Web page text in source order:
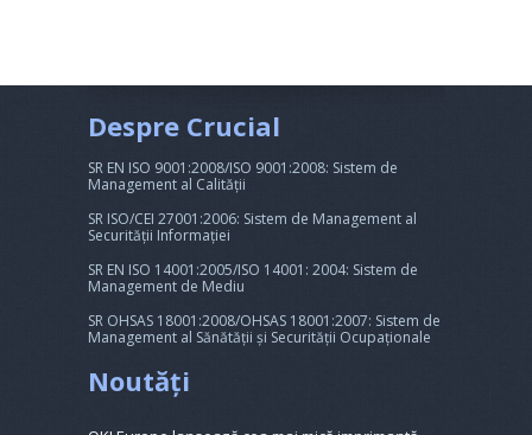
Despre Crucial
SR EN ISO 9001:2008/ISO 9001:2008: Sistem de
Management al Calității
SR ISO/CEI 27001:2006: Sistem de Management al
Securității Informației
SR EN ISO 14001:2005/ISO 14001: 2004: Sistem de
Management de Mediu
SR OHSAS 18001:2008/OHSAS 18001:2007: Sistem de
Management al Sănătății și Securității Ocupaționale
Noutăți